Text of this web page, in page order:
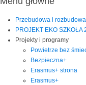
Przebudowa i rozbudowa
PROJEKT EKO SZKOŁA
Projekty i programy
Powietrze bez
Bezpieczna+
Erasmus+ strona
Erasmus+